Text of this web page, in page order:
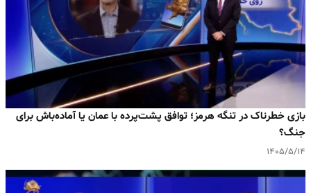
بازی خطرناک در تنگه هرمز؛ توافق پشت‌پرده با عمان یا آماده‌باش برای
جنگ؟
۱۴۰۵/۵/۱۴